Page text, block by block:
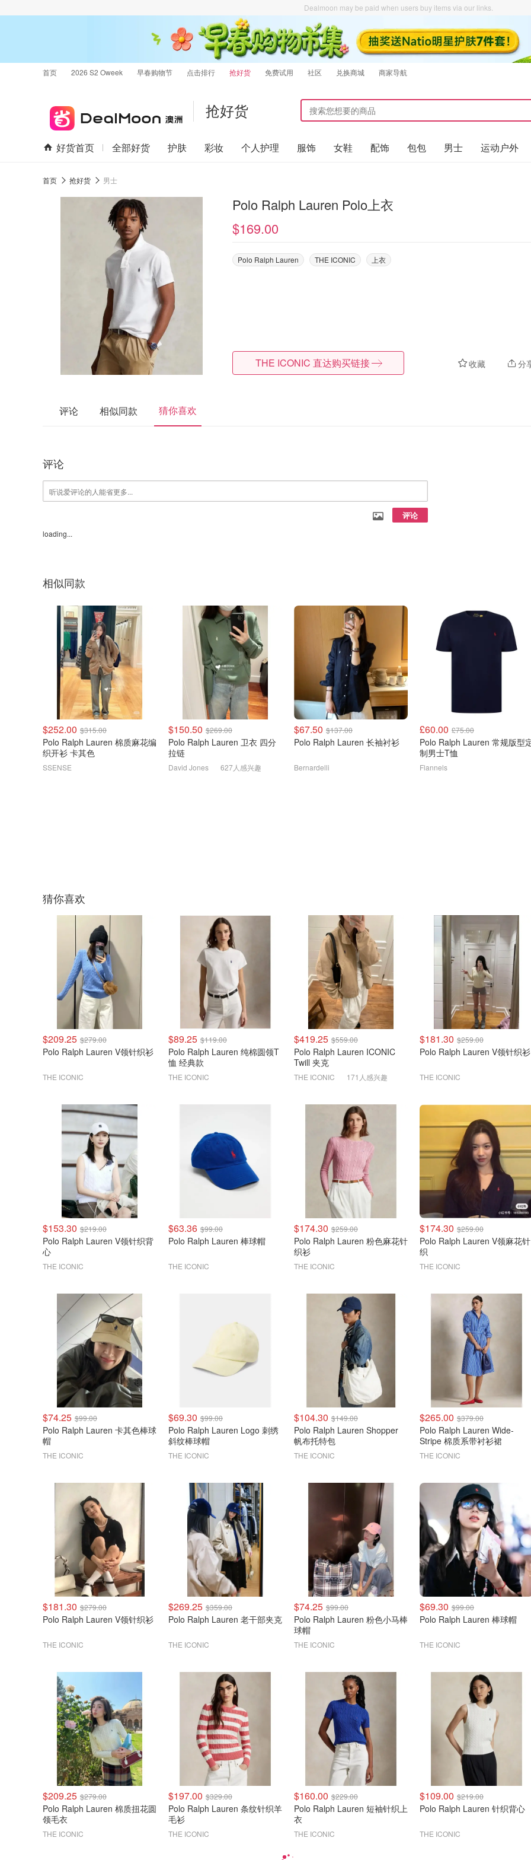
Dealmoon may be paid when users buy items via our links.
首页 2026 S2 Oweek 早春购物节 点击排行 抢好货 免费试用 社区 兑换商城 商家导航
抢好货
好货首页 全部好货 护肤 彩妆 个人护理 服饰 女鞋 配饰 包包 男士 运动户外
首页 抢好货 男士
Polo Ralph Lauren Polo上衣
$169.00
Polo Ralph Lauren THE ICONIC 上衣
收藏 分
THE ICONIC 直达购买链接
评论 相似同款 猜你喜欢
评论
评论
loading...
相似同款
$252.00 $315.00
Polo Ralph Lauren 棉质麻花编
织开衫 卡其色
SSENSE
$150.50 $269.00
Polo Ralph Lauren 卫衣 四分
拉链
David Jones 627人感兴趣
$67.50 $137.00
Polo Ralph Lauren 长袖衬衫
Bernardelli
£60.00 £75.00
Polo Ralph Lauren 常规版型
制男士T恤
Flannels
猜你喜欢
$209.25 $279.00
Polo Ralph Lauren V领针织衫
THE ICONIC
$89.25 $119.00
Polo Ralph Lauren 纯棉圆领T
恤 经典款
THE ICONIC
$419.25 $559.00
Polo Ralph Lauren ICONIC
Twill 夹克
THE ICONIC 171人感兴趣
$181.30 $259.00
Polo Ralph Lauren V领针织衫
THE ICONIC
$153.30 $219.00
Polo Ralph Lauren V领针织背
心
THE ICONIC
$63.36 $99.00
Polo Ralph Lauren 棒球帽
THE ICONIC
$174.30 $259.00
Polo Ralph Lauren 粉色麻花针
织衫
THE ICONIC
$174.30 $259.00
Polo Ralph Lauren V领麻花针
织
THE ICONIC
$74.25 $99.00
Polo Ralph Lauren 卡其色棒球
帽
THE ICONIC
$69.30 $99.00
Polo Ralph Lauren Logo 刺绣
斜纹棒球帽
THE ICONIC
$104.30 $149.00
Polo Ralph Lauren Shopper
帆布托特包
THE ICONIC
$265.00 $379.00
Polo Ralph Lauren Wide-
Stripe 棉质系带衬衫裙
THE ICONIC
$181.30 $279.00
Polo Ralph Lauren V领针织衫
THE ICONIC
$269.25 $359.00
Polo Ralph Lauren 老干部夹克
THE ICONIC
$74.25 $99.00
Polo Ralph Lauren 粉色小马棒
球帽
THE ICONIC
$69.30 $99.00
Polo Ralph Lauren 棒球帽
THE ICONIC
$209.25 $279.00
Polo Ralph Lauren 棉质扭花圆
领毛衣
THE ICONIC
$197.00 $329.00
Polo Ralph Lauren 条纹针织羊
毛衫
THE ICONIC
$160.00 $229.00
Polo Ralph Lauren 短袖针织上
衣
THE ICONIC
$109.00 $219.00
Polo Ralph Lauren 针织背心
THE ICONIC